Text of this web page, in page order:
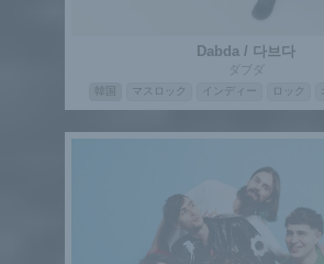
Dabda / 다브다
ダブダ
マスロック インディー ロック